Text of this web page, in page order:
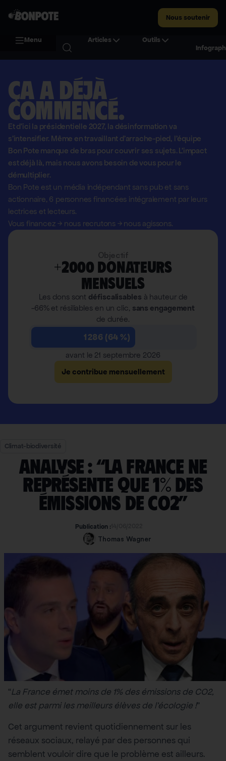
Nous soutenir
Menu Articles
Outils
Ça a déjà
commencé.
Et d'ici la présidentielle 2027, la désinformation va
s'intensifier. Même en travaillant d'arrache-pied, l'équipe
Bon Pote manque de bras pour couvrir ses sujets. L'impact
est déjà là, mais nous avons besoin de vous pour le
démultiplier.
Bon Pote est un média indépendant sans pub et sans
actionnaire, 6 personnes financées intégralement par leurs
lectrices et lecteurs.
Vous financez→ nous recrutons →nous agissons.
+2000 donateurs
mensuels
Les dons sont défiscalisables à hauteur de
-66% et résiliables en un clic, sans engagement
de durée.
1 286 (64 %)
avant le 21 septembre 2026
Je contribue mensuellement
Climat-biodiversité
Analyse : “La France ne
représente que 1% des
émissions de CO2”
Publication :
Thomas Wagner
“La France émet moins de 1% des émissions de CO2,
elle est parmi les meilleurs élèves de l’écologie !”
Cet argument revient quotidiennement sur les
réseaux sociaux, relayé par des personnes qui
semblent vouloir dire que le problème est ailleurs.